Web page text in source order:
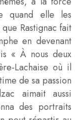
quand elle les
Rastignac fait
en devenant
« À nous deux
Lachaise où il
de sa passion
aimait aussi
des portraits